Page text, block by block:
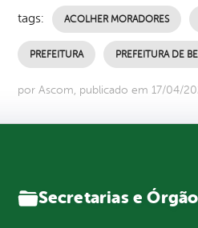
tags: ACOLHER MORADORES
PREFEITURA PREFEITURA DE
por Ascom, publicado em 17/04/
Secretarias e